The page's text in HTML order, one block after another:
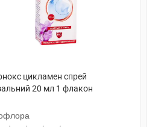
цикламен спрей
20 мл 1 флакон